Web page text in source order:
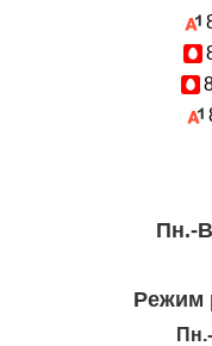
Пн.-
Режим